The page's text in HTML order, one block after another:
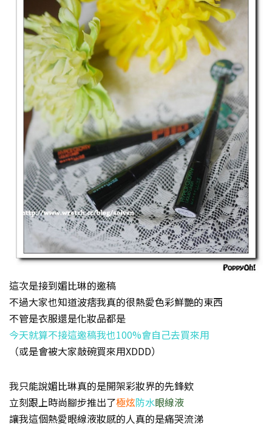
這次是接到媚比琳的邀稿
不過大家也知道波痞我真的很熱愛色彩鮮艷的東西
不管是衣服還是化妝品都是
今天就算不接這邀稿我也100%會自己去買來用
（或是會被大家敲碗買來用XDDD）
我只能說媚比琳真的是開架彩妝界的先鋒欸
立刻跟上時尚腳步推出了極炫防水眼線液
讓我這個熱愛眼線液妝感的人真的是痛哭流涕